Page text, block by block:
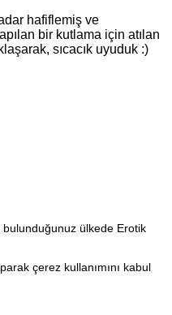
hafiflemiş ve
bir kutlama için atılan
sıcacık uyuduk :)
bulunduğunuz ülkede Erotik
çerez kullanımını kabul